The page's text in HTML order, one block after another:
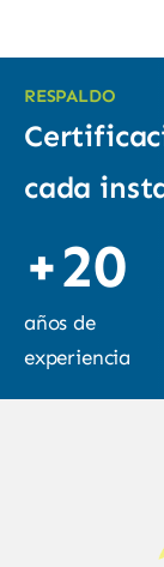
RESPALDO
cada
+20
años de
experiencia